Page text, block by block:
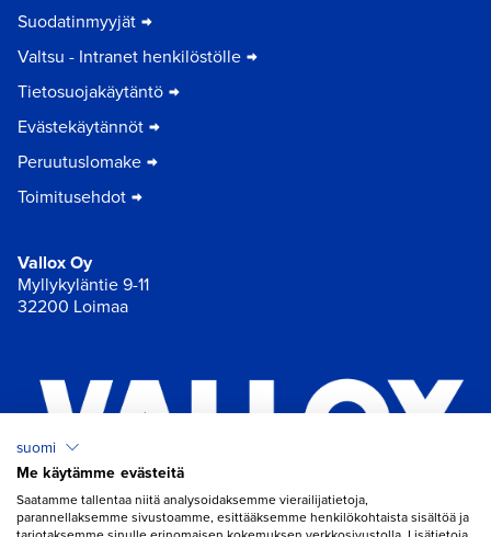
Suodatinmyyjät
Valtsu - Intranet henkilöstölle
Tietosuojakäytäntö
Evästekäytännöt
Peruutuslomake
Toimitusehdot
Vallox Oy
Myllykyläntie 9-11
32200 Loimaa
Chat
suomi
Me käytämme evästeitä
Saatamme tallentaa niitä analysoidaksemme vierailijatietoja,
parannellaksemme sivustoamme, esittääksemme henkilökohtaista sisältöä ja